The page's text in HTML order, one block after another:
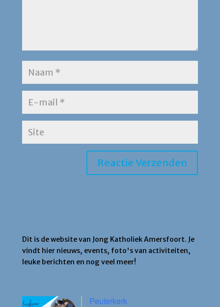
Dit is de website van Jong Katholiek Amersfoort. Je
vindt hier nieuws, events, foto's van activiteiten,
leuke berichten en nog veel meer!
Peuterkerk